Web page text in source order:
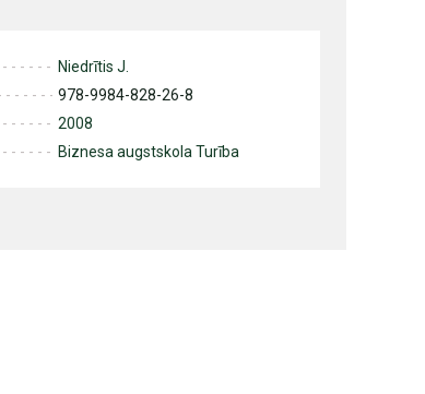
Niedrītis J.
978-9984-828-26-8
2008
Biznesa augstskola Turība